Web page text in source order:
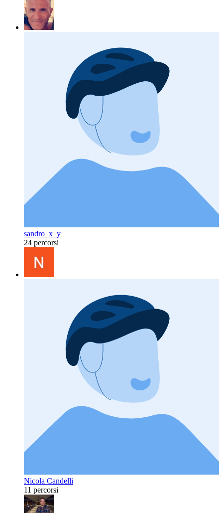
sandro_x_y
24 percorsi
Nicola Candelli
11 percorsi